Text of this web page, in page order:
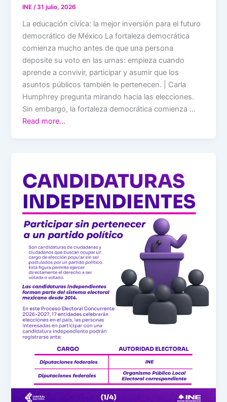
INE /31 julio, 2026
La educación cívica: la mejor inversión para el futuro
democrático de México La fortaleza democrática
comienza mucho antes de que una persona
deposite su voto en las urnas: empieza cuando
aprende a convivir, participar y asumir que los
asuntos públicos también le pertenecen. | Carla
Humphrey pregunta mirando hacia las elecciones.
Sin embargo, la fortaleza democrática comienza …
Read more…